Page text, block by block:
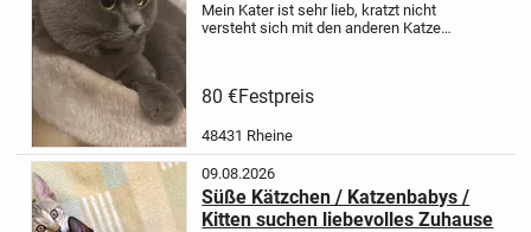
Mein Kater ist sehr lieb, kratzt nicht
versteht sich mit den anderen Katzen
Deckung nicht...
80 €Festpreis
48431 Rheine
09.08.2026
Süße Kätzchen / Katzenbabys /
Kitten suchen liebevolles Zuhause